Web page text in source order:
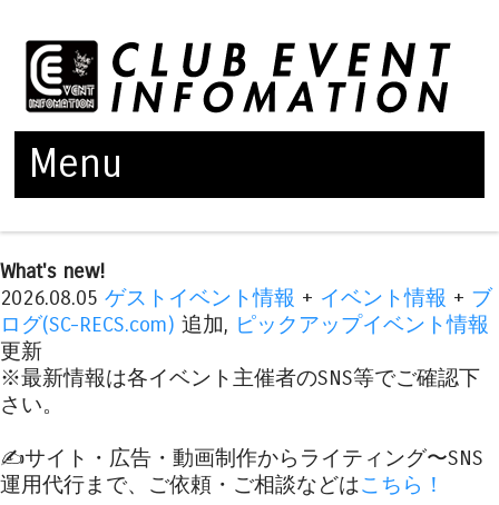
Menu
What's new!
2026.08.05 ゲストイベント情報 + イベント情報 + ブ
ログ(SC-RECS.com) 追加, ピックアップイベント情報
更新
※最新情報は各イベント主催者のSNS等でご確認下
さい。
✍️サイト・広告・動画制作からライティング〜SNS
運用代行まで、ご依頼・ご相談などはこちら！